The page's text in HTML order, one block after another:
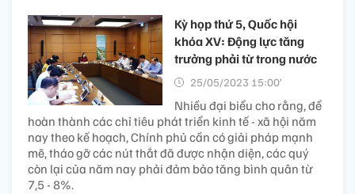
Kỳ họp thứ 5, Quốc hội
khóa XV: Động lực tăng
trưởng phải từ trong nước
25/05/2023 15:00’
Nhiều đại biểu cho rằng, để
hoàn thành các chỉ tiêu phát triển kinh tế - xã hội năm
nay theo kế hoạch, Chính phủ cần có giải pháp mạnh
mẽ, tháo gỡ các nút thắt đã được nhận diện, các quý
còn lại của năm nay phải đảm bảo tăng bình quân từ
7,5 - 8%.